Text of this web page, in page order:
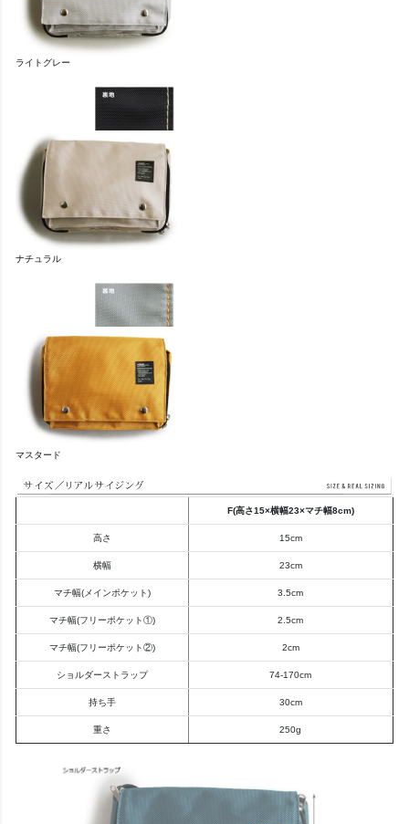
ライトグレー
ナチュラル
マスタード
F(高さ15×横幅23×マチ幅8cm)
高さ 15cm
横幅 23cm
マチ幅(メインポケット) 3.5cm
マチ幅(フリーポケット①) 2.5cm
マチ幅(フリーポケット②) 2cm
ショルダーストラップ 74-170cm
持ち手 30cm
重さ 250g